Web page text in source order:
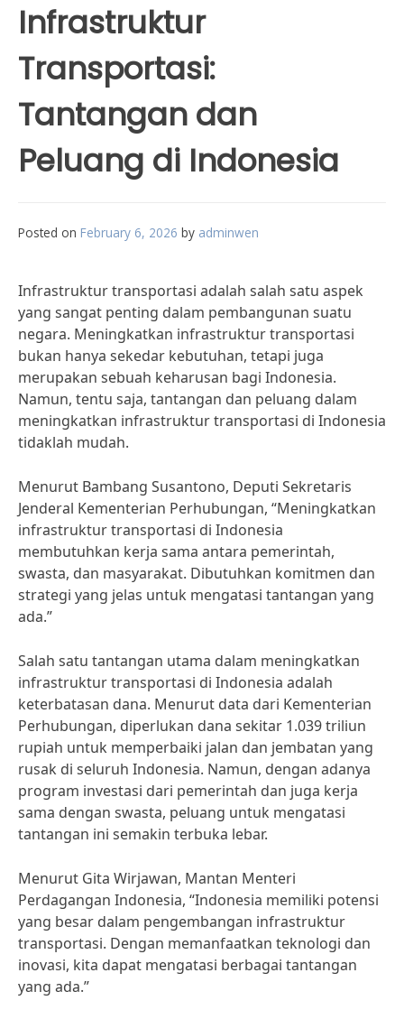
Infrastruktur
Transportasi:
Tantangan dan
Peluang di Indonesia
Posted on February 6, 2026 by adminwen
Infrastruktur transportasi adalah salah satu aspek
yang sangat penting dalam pembangunan suatu
negara. Meningkatkan infrastruktur transportasi
bukan hanya sekedar kebutuhan, tetapi juga
merupakan sebuah keharusan bagi Indonesia.
Namun, tentu saja, tantangan dan peluang dalam
meningkatkan infrastruktur transportasi di Indonesia
tidaklah mudah.
Menurut Bambang Susantono, Deputi Sekretaris
Jenderal Kementerian Perhubungan, “Meningkatkan
infrastruktur transportasi di Indonesia
membutuhkan kerja sama antara pemerintah,
swasta, dan masyarakat. Dibutuhkan komitmen dan
strategi yang jelas untuk mengatasi tantangan yang
ada.”
Salah satu tantangan utama dalam meningkatkan
infrastruktur transportasi di Indonesia adalah
keterbatasan dana. Menurut data dari Kementerian
Perhubungan, diperlukan dana sekitar 1.039 triliun
rupiah untuk memperbaiki jalan dan jembatan yang
rusak di seluruh Indonesia. Namun, dengan adanya
program investasi dari pemerintah dan juga kerja
sama dengan swasta, peluang untuk mengatasi
tantangan ini semakin terbuka lebar.
Menurut Gita Wirjawan, Mantan Menteri
Perdagangan Indonesia, “Indonesia memiliki potensi
yang besar dalam pengembangan infrastruktur
transportasi. Dengan memanfaatkan teknologi dan
inovasi, kita dapat mengatasi berbagai tantangan
yang ada.”